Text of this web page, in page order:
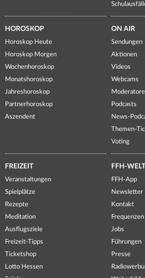
HOROSKOP
Horoskop Heute
Horoskop Morgen
Wochenhoroskop
Monatshoroskop
Jahreshoroskop
Partnerhoroskop
Aszendent
ON AIR
Sendungen
Aktionen
Videos
Webcams
Podcasts
News-
Themen-
Voting
FREIZEIT
Veranstaltungen
Spielplätze
Rezepte
Meditation
Ausflugsziele
Freizeit-Tipps
Ticketshop
Lotto Hessen
FFH-WELT
FFH-App
Newsletter
Kontakt
Frequenzen
Jobs
Führungen
Presse